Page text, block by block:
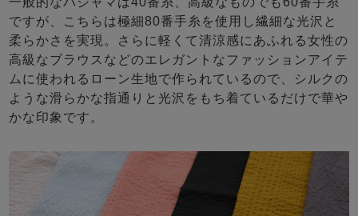
ですが、こちらは極細80番手糸を使用し繊細な光沢と
柔らかさを実現。さらに軽くて清涼感にあふれる女性の
高級なブラウスなどのエレガントなファッションアイテ
ムに使われるローン生地で作られているので、シルクの
ような滑らかな指通りと光沢をもち着ているだけで華や
かな印象です。